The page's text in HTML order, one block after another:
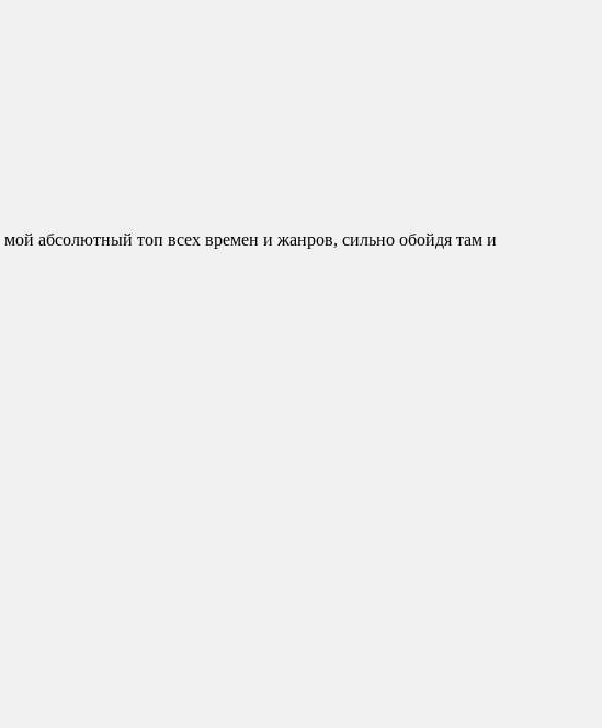
абсолютный топ всех времен и жанров, сильно обойдя там и